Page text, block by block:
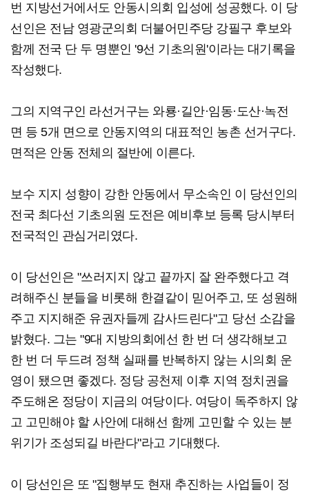
번 지방선거에서도 안동시의회 입성에 성공했다. 이 당
선인은 전남 영광군의회 더불어민주당 강필구 후보와
함께 전국 단 두 명뿐인 '9선 기초의원'이라는 대기록을
작성했다.
그의 지역구인 라선거구는 와룡·길안·임동·도산·녹전
면 등 5개 면으로 안동지역의 대표적인 농촌 선거구다.
면적은 안동 전체의 절반에 이른다.
보수 지지 성향이 강한 안동에서 무소속인 이 당선인의
전국 최다선 기초의원 도전은 예비후보 등록 당시부터
전국적인 관심거리였다.
이 당선인은 "쓰러지지 않고 끝까지 잘 완주했다고 격
려해주신 분들을 비롯해 한결같이 믿어주고, 또 성원해
주고 지지해준 유권자들께 감사드린다"고 당선 소감을
밝혔다. 그는 "9대 지방의회에선 한 번 더 생각해보고
한 번 더 두드려 정책 실패를 반복하지 않는 시의회 운
영이 됐으면 좋겠다. 정당 공천제 이후 지역 정치권을
주도해온 정당이 지금의 여당이다. 여당이 독주하지 않
고 고민해야 할 사안에 대해선 함께 고민할 수 있는 분
위기가 조성되길 바란다"라고 기대했다.
이 당선인은 또 "집행부도 현재 추진하는 사업들이 정